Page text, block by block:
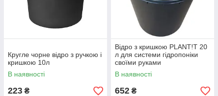
Кругле чорне відро з ручкою і
кришкою 10л
В наявності
223 ₴
Відро з кришкою PLANT!T 20
л для системи гідропоніки
своїми руками
В наявності
652 ₴